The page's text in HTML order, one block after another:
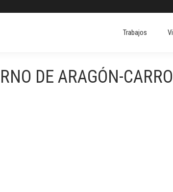
Trabajos
DE ARAGÓN-
Trabajos